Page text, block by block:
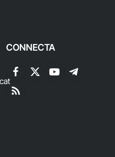
CONNECTA
Facebook
X
YouTubeTelegram
RSS